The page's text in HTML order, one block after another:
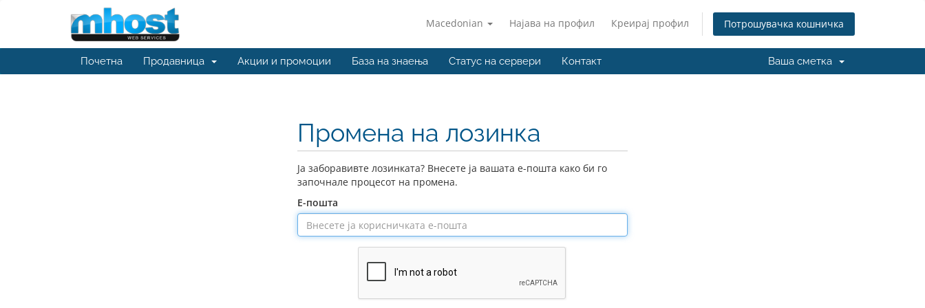
Macedonian Најава на профил Креирај профил Потрошувачка кошничка
Почетна Продавница Акции и промоции База на знаења Статус на сервери Контакт Ваша сметка
Промена на лозинка
Ја заборавивте лозинката? Внесете ја вашата е-пошта како би го
започнале процесот на промена.
Е-пошта